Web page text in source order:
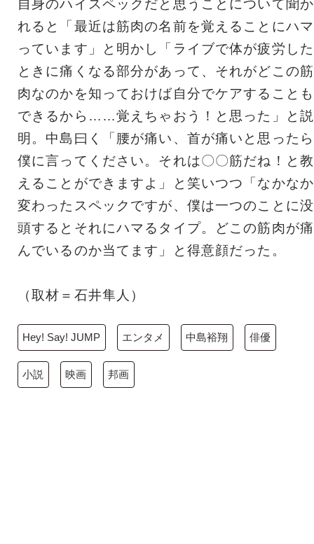
自身のハイスペックだと思うことについて聞か
れると「最近は筋肉の名前を覚えることにハマ
っています」と明かし「ライブで体が疲労した
ときに痛くなる部分があって、それがどこの筋
肉なのかを知っておけば自分でケアすることも
できるから……覚えちゃおう！と思った」と説
明。中島曰く「腰が痛い、首が痛いと思ったら
僕に言ってください。それは〇〇筋だね！と教
えることができますよ」と笑いつつ「なかなか
変わったスペックですが、僕は一つのことに没
頭するとそれにハマるタイプ。どこの筋肉が痛
んでいるのか当てます」と得意顔だった。
（取材＝石井隼人）
Hey! Say! JUMP エンタメ 中島裕翔 俳優
小説 映画 邦画